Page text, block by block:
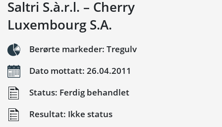
Saltri S.à.r.l. – Cherry
Luxembourg S.A.
Berørte markeder: Tregulv
Dato mottatt: 26.04.2011
Status: Ferdig behandlet
Resultat: Ikke status